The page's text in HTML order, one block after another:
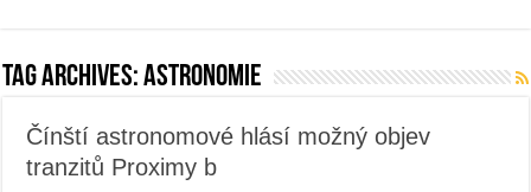
Tag Archives:astronomie
Čínští astronomové hlásí možný objev
tranzitů Proximy b